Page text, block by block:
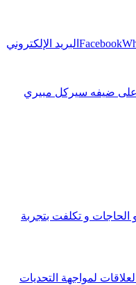
Facebook البريد الإلكتروني
على ضيفه سيركل مبيري
الحاجات و تكلفت بتجربة
لمواجهة التحديات